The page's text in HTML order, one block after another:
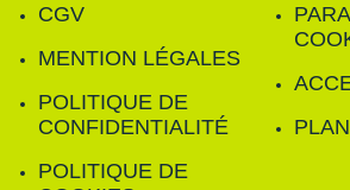
CGV
MENTION LÉGALES
POLITIQUE DE
CONFIDENTIALITÉ
POLITIQUE DE